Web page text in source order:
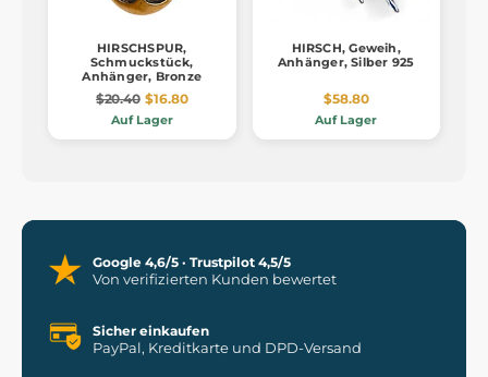
HIRSCHSPUR,
Schmuckstück,
Anhänger, Bronze
$20.40 $16.80
Auf Lager
HIRSCH, Geweih,
Anhänger, Silber 925
$58.80
Auf Lager
Google 4,6/5 · Trustpilot 4,5/5
Von verifizierten Kunden bewertet
Sicher einkaufen
PayPal, Kreditkarte und DPD-Versand